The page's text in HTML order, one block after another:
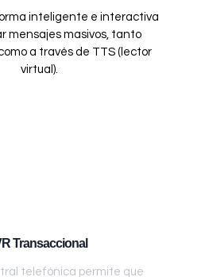
inteligente e interactiva
mensajes masivos, tanto
a través de TTS (lector
virtual).
Transaccional
telefónica permite que